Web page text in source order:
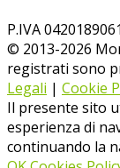
P.IVA
© 2013-2026
registrati sono
Legali | Cookie
Il presente sito
esperienza di
continuando la